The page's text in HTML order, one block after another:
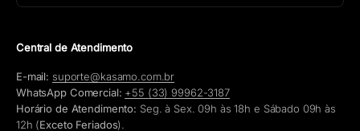
Central de Atendimento
E-mail: suporte@kasamo.com.br
WhatsApp Comercial: +55 (33) 99962-3187
Horário de Atendimento: Seg. à Sex. 09h às 18h e Sábado 09h às
12h (Exceto Feriados).